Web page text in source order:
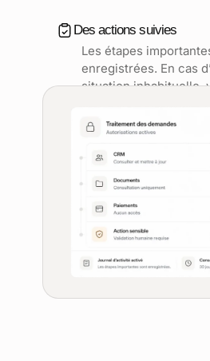
Des actions suivies
Les étapes
enregistrées. En cas
situation inhabituelle,